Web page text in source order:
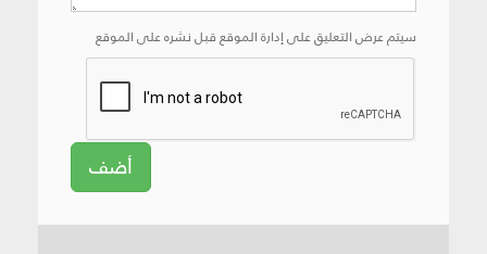
سيتم عرض التعليق على إدارة الموقع قبل نشره على الموقع
أضف